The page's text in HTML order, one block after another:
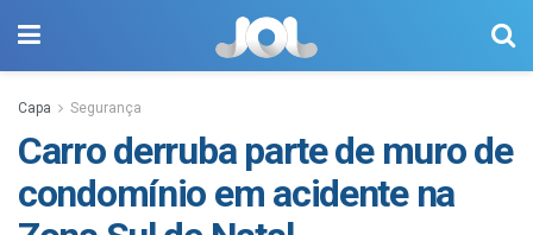
Capa Segurança
Carro derruba parte de muro de
condomínio em acidente na